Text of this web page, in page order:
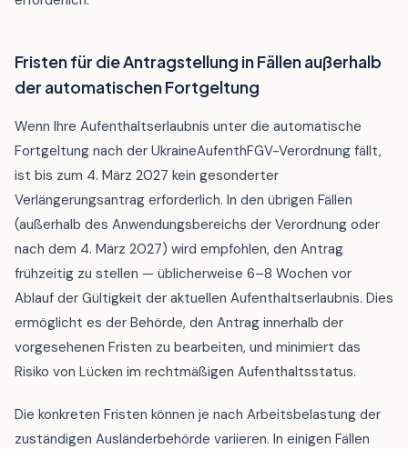
Fristen für die Antragstellung in Fällen außerhalb
der automatischen Fortgeltung
Wenn Ihre Aufenthaltserlaubnis unter die automatische
Fortgeltung nach der UkraineAufenthFGV-Verordnung fällt,
ist bis zum 4. März 2027 kein gesonderter
Verlängerungsantrag erforderlich. In den übrigen Fällen
(außerhalb des Anwendungsbereichs der Verordnung oder
nach dem 4. März 2027) wird empfohlen, den Antrag
frühzeitig zu stellen — üblicherweise 6–8 Wochen vor
Ablauf der Gültigkeit der aktuellen Aufenthaltserlaubnis. Dies
ermöglicht es der Behörde, den Antrag innerhalb der
vorgesehenen Fristen zu bearbeiten, und minimiert das
Risiko von Lücken im rechtmäßigen Aufenthaltsstatus.
Die konkreten Fristen können je nach Arbeitsbelastung der
zuständigen Ausländerbehörde variieren. In einigen Fällen